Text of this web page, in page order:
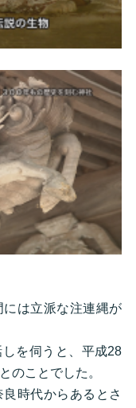
は立派な注連縄が
を伺うと、平成28
のことでした。
時代からあるとさ